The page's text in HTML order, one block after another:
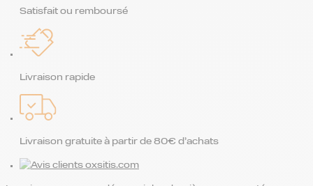
Satisfait ou remboursé
Livraison rapide
Livraison gratuite à partir de 80€ d’achats